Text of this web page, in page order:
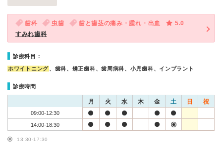
歯科 虫歯 歯と歯茎の痛み・腫れ・出血
5.0
すみれ歯科
診療科目：
ホワイトニング、歯科、矯正歯科、歯周病科、小児歯科、インプラント
診療時間
月 火 水 木 金 土 日 祝
09:00-12:30
14:00-18:30
13:30-17:30